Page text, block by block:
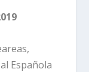
Española